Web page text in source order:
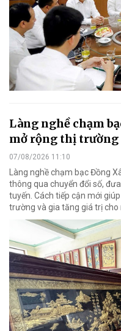
Làng nghề chạm
mở rộng thị trường
07/08/2026 11:10
Làng nghề chạm bạc Đồng
thông qua chuyển đổi số,
tuyến. Cách tiếp cận mới
trường và gia tăng giá trị cho